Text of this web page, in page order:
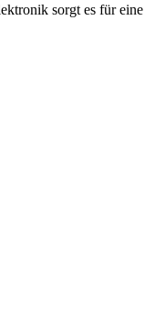
sorgt es für eine